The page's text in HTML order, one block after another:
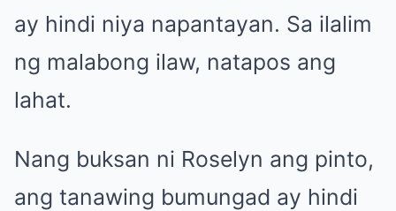
ay hindi niya napantayan. Sa ilalim
ng malabong ilaw, natapos ang
lahat.
Nang buksan ni Roselyn ang pinto,
ang tanawing bumungad ay hindi